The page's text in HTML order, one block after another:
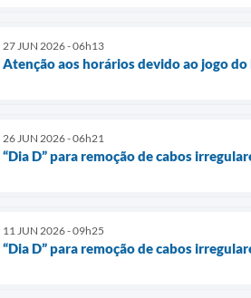
27 JUN 2026 - 06h13
Atenção aos horários devido ao jogo do
26 JUN 2026 - 06h21
“Dia D” para remoção de cabos
11 JUN 2026 - 09h25
“Dia D” para remoção de cabos